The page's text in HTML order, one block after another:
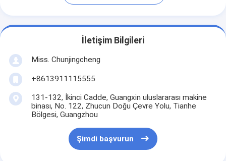
İletişim Bilgileri
Miss. Chunjingcheng
+8613911115555
131-132, İkinci Cadde, Guangxin uluslararası makine
binası, No. 122, Zhucun Doğu Çevre Yolu, Tianhe
Bölgesi, Guangzhou
Şimdi başvurun